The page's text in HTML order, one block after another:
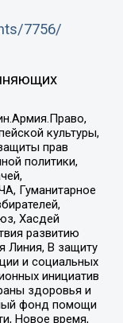
7756/
культуры,
прав
политики,
Гуманитарное
Хасдей
развитию
Линия, В защиту
и социальных
инициатив
здоровья и
фонд помощи
Новое время,